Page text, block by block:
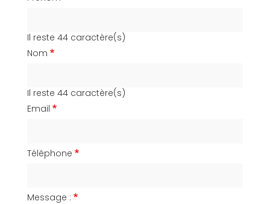
Il reste 44 caractère(s)
Nom
Il reste 44 caractère(s)
Email
Téléphone
Message :